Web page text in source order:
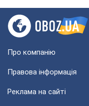
Про компанію
Правова інформація
Реклама на сайті